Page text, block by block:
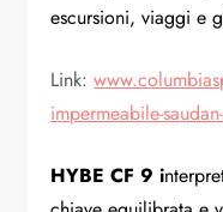
escursioni, viaggi e
Link:
impermeabile-saudan-
HYBE CF 9 i